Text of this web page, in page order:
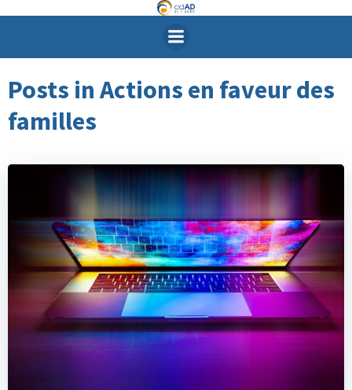
Aller
au
contenu
Posts in Actions en faveur des
familles